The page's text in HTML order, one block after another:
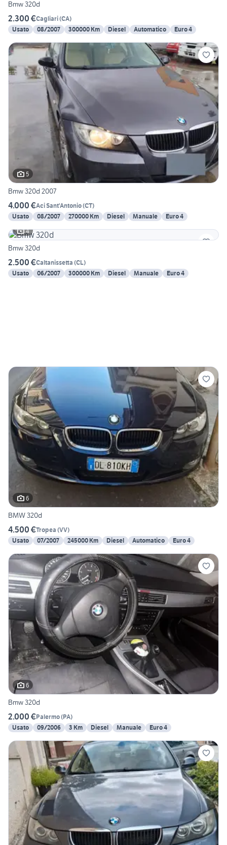
Bmw 320d
2.300 €Cagliari(CA)
Usato
08/2007 300000 Km Diesel Automatico Euro 4
5
Bmw 320d 2007
4.000 €Aci Sant'Antonio(CT)
Usato
08/2007 270000 Km Diesel Manuale
Euro 4
4
Bmw 320d
2.500 €Caltanissetta (CL)
Usato
06/2007 300000 Km Diesel Manuale Euro 4
6
BMW 320d
4.500 €Tropea (VV)
Usato
07/2007 245000 Km Diesel Automatico Euro 4
6
Bmw 320d
2.000 €Palermo(PA)
Usato
09/2006 3 Km Diesel Manuale Euro 4